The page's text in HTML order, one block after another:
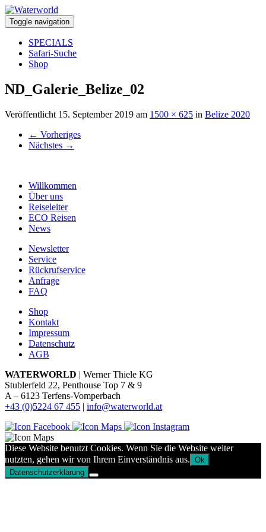
Toggle navigation
SPECIALS
Safari-Suche
Shop
ND_Galerie_Belize_02
Veröffentlicht 15. September 2019 am 1500 × 625 in Belize 2020
← Vorheriges
Nächstes →
Willkommen
Über uns
Reiseleiter
ECO Reisen
News
Newsletter
Service
Rückrufservice
Anfrage
FAQ
Shop
Kontakt
Impressum
Datenschutz
AGB
WATERWORLD | Werner Thiele KG
Stublerfeld 22, Penthouse Top 7 & 9
A – 6123 Terfens-Vomperbach
+43 (0)5224 67 455 | info@waterworld.at
Diese Website benutzt Cookies. Wenn Sie die Website weiter
nutzten, gehen wir von Ihrem Einverständnis aus. Ok
Datenschutzerklärung